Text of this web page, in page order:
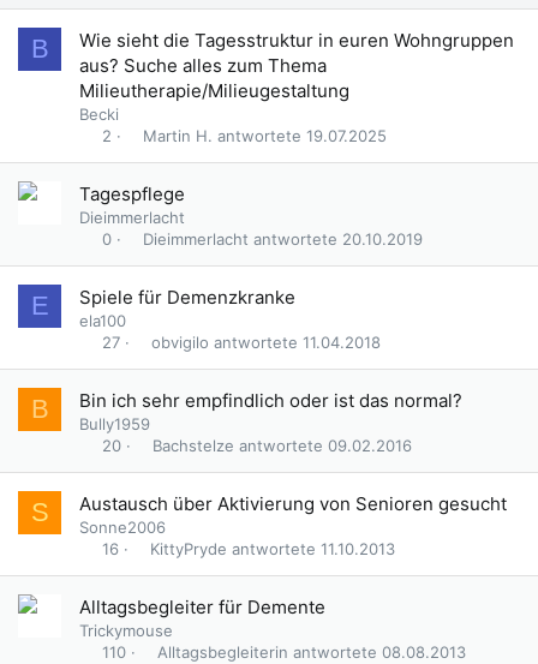
B
Wie sieht die Tagesstruktur in euren Wohngruppen
aus? Suche alles zum Thema
Milieutherapie/Milieugestaltung
Becki
2
19.07.2025
Martin H.
Tagespflege
Dieimmerlacht
0
20.10.2019
Dieimmerlacht
E Spiele für Demenzkranke
ela100
27
11.04.2018
obvigilo
B Bin ich sehr empfindlich oder ist das normal?
Bully1959
20
09.02.2016
Bachstelze
S Austausch über Aktivierung von Senioren gesucht
Sonne2006
16
11.10.2013
KittyPryde
Alltagsbegleiter für Demente
Trickymouse
110
08.08.2013
Alltagsbegleiterin